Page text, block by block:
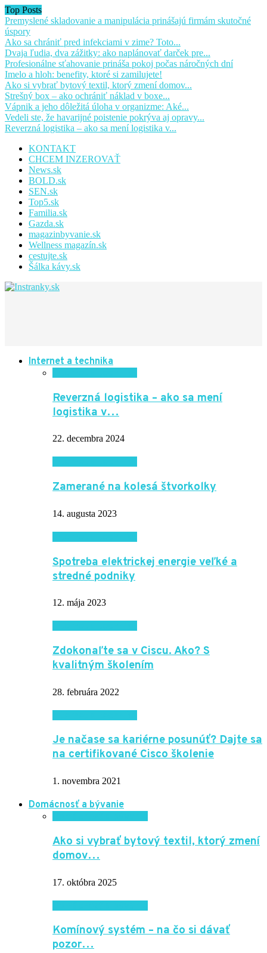
Top Posts
Premyslené skladovanie a manipulácia prinášajú firmám skutočné
úspory
Ako sa chrániť pred infekciami v zime? Toto...
Dvaja ľudia, dva zážitky: ako naplánovať darček pre...
Profesionálne sťahovanie prináša pokoj počas náročných dní
Imelo a hloh: benefity, ktoré si zamilujete!
Ako si vybrať bytový textil, ktorý zmení domov...
Strešný box – ako ochrániť náklad v boxe...
Vápnik a jeho dôležitá úloha v organizme: Aké...
Vedeli ste, že havarijné poistenie pokrýva aj opravy...
Reverzná logistika – ako sa mení logistika v...
KONTAKT
CHCEM INZEROVAŤ
News.sk
BOLD.sk
SEN.sk
Top5.sk
Familia.sk
Gazda.sk
magazinbyvanie.sk
Wellness magazín.sk
cestujte.sk
Šálka kávy.sk
Internet a technika
Reverzná logistika – ako sa mení
logistika v…
22. decembra 2024
Zamerané na kolesá štvorkolky
14. augusta 2023
Spotreba elektrickej energie veľké a
stredné podniky
12. mája 2023
Zdokonaľte sa v Ciscu. Ako? S
kvalitným školením
28. februára 2022
Je načase sa kariérne posunúť? Dajte sa
na certifikované Cisco školenie
1. novembra 2021
Domácnosť a bývanie
Ako si vybrať bytový textil, ktorý zmení
domov…
17. októbra 2025
Komínový systém – na čo si dávať
pozor…